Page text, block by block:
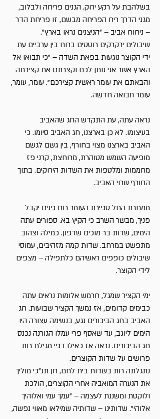
בשלהבת על רקע ירוק. הגנים פריחה ולבלוב,
מגני הדרך ריח הפריחה מבשם, זו פריחת הדר
– ניחוח אביב – "הניצנים נראו בארץ".
שיבולים ירקרקים רוטטים ברוח בין ערביים עת
ידי הקוצר נוגעות בפאת השדה – "כי תבואו אל
הארץ אשר אני נותן לכם וקצרתם את קצירתה
והבאתם את עומר ראשית קצירכם". עומר, עומר,
עומר תבואה חדשה.
נראה עתה, עת התקדש החג שהאביב
בעיצומו. לא כן בארצנו, חג האביב סיומו. כי
האביב בארצנו מצוי בחורף, בין גשם לגשם
מופיעה השמש מטוהרת, מרוחצת, קרני פז
מחממות ומלטפות את השדות הירוקים. בתוך
החורף שרוי האביב.
ממחרת החל ספירת העומר רוח פנים יקבל
פניך, מבשר השרב כי הקיץ בא. ספורים עתה
הימים, שדות בר מוכים שדפון. כמילה וצהוב
מתפשט במרחב. שדות קמה מזהיבים, עמוסי
שיבולים כופפים ראשיהם כלתפילה – מצפים
לידי הקוצר.
ימי הקציר שמגל, חרמש אלומות נראים עתה
כבימים קדומים, אז נמשך הקציר שבועות. חג
האביב בחג הביכורים נגע, בנשימה עצורה היו
הימים ליוגב, עד שאסף פרי עמלו הגורנה נכנס
חג הביכורים. נראה אז כאילו דפי מגילת רות
פרושים על שדות הקוצרים.
נתגלתה רות בשדות בית לחם, חן תנ"כי מוליך
את הנערה המואביה אחרי הקוצרים, הולכת
ולוקטת ומשננת לעצמה – "עמך עמי ואלוהיך
אלוהי". שדותינו – שדותיה שמילאו מאווי נפשה,